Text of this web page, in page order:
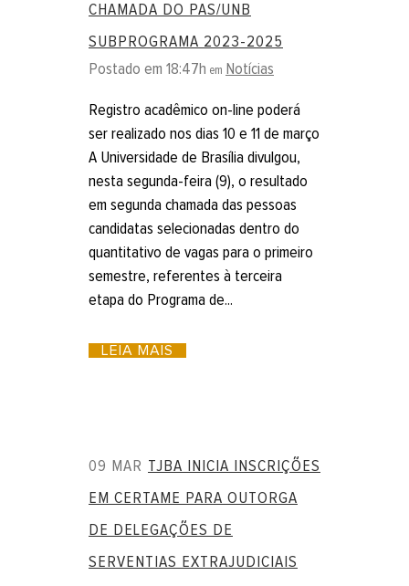
CHAMADA DO PAS/UNB
SUBPROGRAMA 2023-2025
Postado em 18:47h em Notícias
Registro acadêmico on-line poderá
ser realizado nos dias 10 e 11 de março
A Universidade de Brasília divulgou,
nesta segunda-feira (9), o resultado
em segunda chamada das pessoas
candidatas selecionadas dentro do
quantitativo de vagas para o primeiro
semestre, referentes à terceira
etapa do Programa de...
LEIA MAIS
09 MAR TJBA INICIA INSCRIÇÕES
EM CERTAME PARA OUTORGA
DE DELEGAÇÕES DE
SERVENTIAS EXTRAJUDICIAIS